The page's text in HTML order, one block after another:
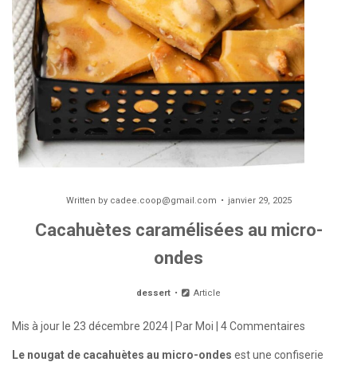
Written by cadee.coop@gmail.com janvier 29, 2025
Cacahuètes caramélisées au micro-
ondes
dessert Article
Mis à jour le 23 décembre 2024 | Par Moi 4 Commentaires
Le nougat de cacahuètes au micro-ondes est une confiserie